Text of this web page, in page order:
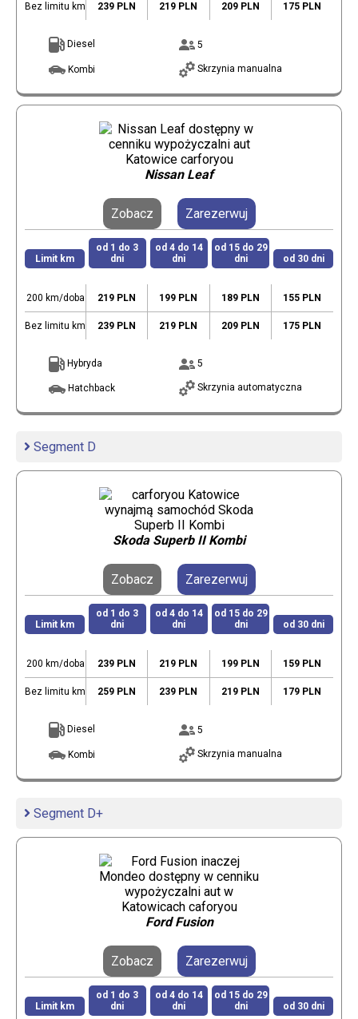
Bez limitu km 239 PLN 219 PLN 209 PLN 175 PLN
Diesel 5
Kombi Skrzynia manualna
Nissan Leaf
Zobacz Zarezerwuj
Limit km
od 1 do 3
dni
od 4 do 14
dni
od 15 do 29
dni
od 30 dni
200 km/doba 219 PLN 199 PLN 189 PLN 155 PLN
Bez limitu km 239 PLN 219 PLN 209 PLN 175 PLN
Hybryda 5
Hatchback Skrzynia automatyczna
Segment D
Skoda Superb II Kombi
Zobacz Zarezerwuj
Limit km
od 1 do 3
dni
od 4 do 14
dni
od 15 do 29
dni
od 30 dni
200 km/doba 239 PLN 219 PLN 199 PLN 159 PLN
Bez limitu km 259 PLN 239 PLN 219 PLN 179 PLN
Diesel 5
Kombi Skrzynia manualna
Segment D+
Ford Fusion
Zobacz Zarezerwuj
Limit km
od 1 do 3
dni
od 4 do 14
dni
od 15 do 29
dni
od 30 dni